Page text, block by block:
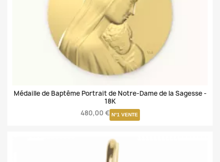
Médaille de Baptême Portrait de Notre-Dame de la Sagesse -
18K
480,00 € N°1 VENTE